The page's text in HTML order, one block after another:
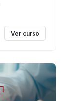
Ver curso